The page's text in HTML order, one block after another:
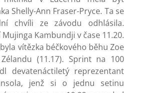
Shelly-Ann Fraser-Pryce. Ta se
chvíli ze závodu odhlásila.
Kambundji v čase 11.20.
vítězka béčkového běhu Zoe
(11.17). Sprint na 100
devatenáctiletý reprezentant
jenž si o jednu setinu